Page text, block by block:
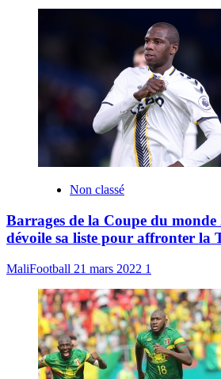
Non classé
Barrages de la Coupe du monde
dévoile sa liste pour affronter la
MaliFootball 21 mars 2022 1